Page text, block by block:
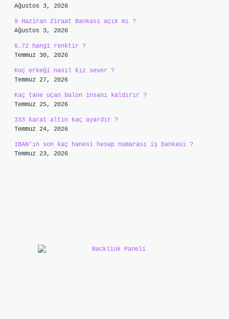
Ağustos 3, 2026
9 Haziran Ziraat Bankası açık mı ?
Ağustos 3, 2026
6.72 hangi renktir ?
Temmuz 30, 2026
Koç erkeği nasıl kız sever ?
Temmuz 27, 2026
Kaç tane uçan balon insanı kaldırır ?
Temmuz 25, 2026
333 karat altın kaç ayardır ?
Temmuz 24, 2026
IBAN’ın son kaç hanesi hesap numarası iş bankası ?
Temmuz 23, 2026